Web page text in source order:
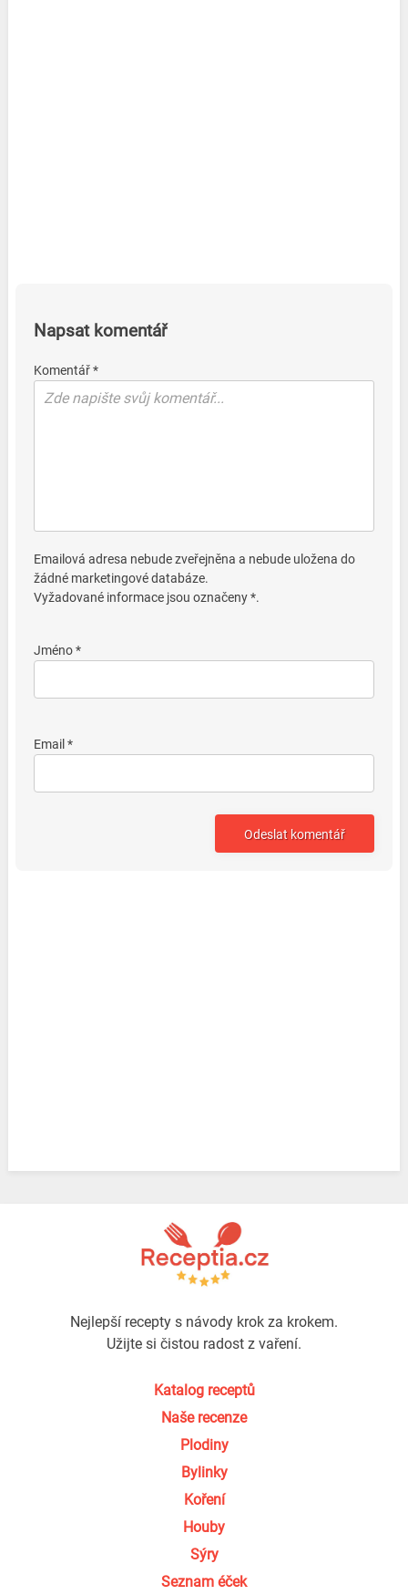
Napsat komentář
Komentář *
Emailová adresa nebude zveřejněna a nebude uložena do
žádné marketingové databáze.
Vyžadované informace jsou označeny *.
Jméno *
Email *
Nejlepší recepty s návody krok za krokem.
Užijte si čistou radost z vaření.
Katalog receptů
Naše recenze
Plodiny
Bylinky
Koření
Houby
Sýry
Seznam éček